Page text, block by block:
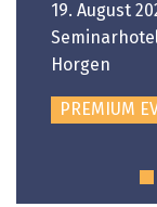
19. August
Horgen
PREMIUM